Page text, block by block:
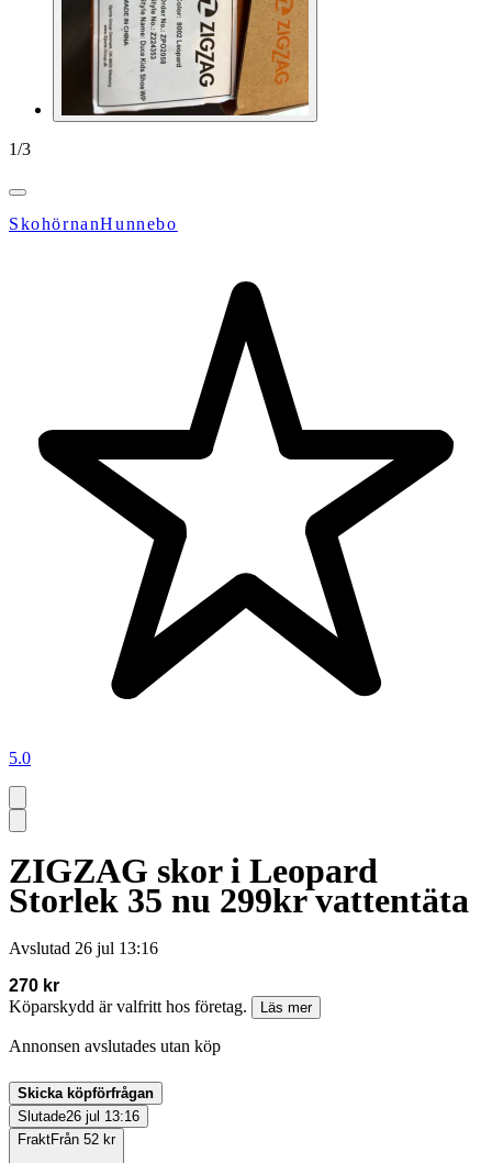
1/3
SkohörnanHunnebo
5.0
ZIGZAG skor i Leopard
Storlek 35 nu 299kr vattentäta
Avslutad 26 jul 13:16
270 kr
Köparskydd är valfritt hos företag.
Läs mer
Annonsen avslutades utan köp
Skicka köpförfrågan
Slutade26 jul 13:16
FraktFrån 52 kr